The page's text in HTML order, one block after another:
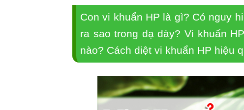
Con vi khuẩn HP là gì? Có nguy
ra sao trong dạ dày? Vi khuẩn
nào? Cách diệt vi khuẩn HP hiệu